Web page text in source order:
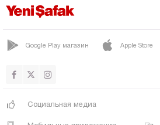
Эдирне
Элязыг
Эрзинджан
Эрзурум
Эскишехир
Газиантеп
Google Play магазин Apple Store
Социальная медиа